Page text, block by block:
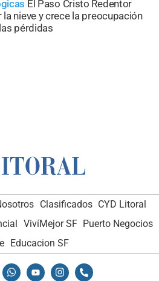
El Paso Cristo Redentor
nieve y crece la preocupación
pérdidas
Clasificados CYD Litoral
VivíMejor SF Puerto Negocios
Educacion SF